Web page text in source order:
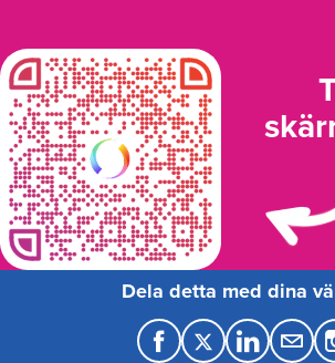
Dela detta med dina
F
T
L
M